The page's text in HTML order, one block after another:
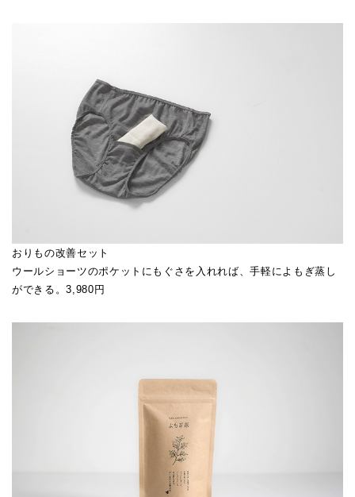
おりもの改善セット
ウールショーツのポケットにもぐさを入れれば、手軽によもぎ蒸し
ができる。3,980円